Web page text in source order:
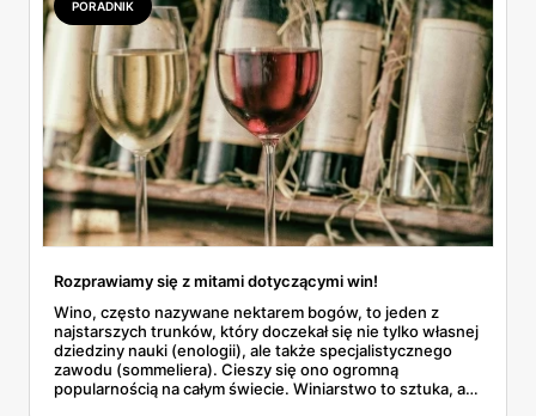
odwiedzić Winnicę Lidla – platformę rezerwacyjną, która
oferuje szeroki wybór trunków z różnych zakątków
świata. Dołącz do nas w podróży po regionach, które
znajdziesz również zamknięte w butelkach Winnicy Lidla!
PORADNIK
Rozprawiamy się z mitami dotyczącymi win!
Wino, często nazywane nektarem bogów, to jeden z
najstarszych trunków, który doczekał się nie tylko własnej
dziedziny nauki (enologii), ale także specjalistycznego
zawodu (sommeliera). Cieszy się ono ogromną
popularnością na całym świecie. Winiarstwo to sztuka, a